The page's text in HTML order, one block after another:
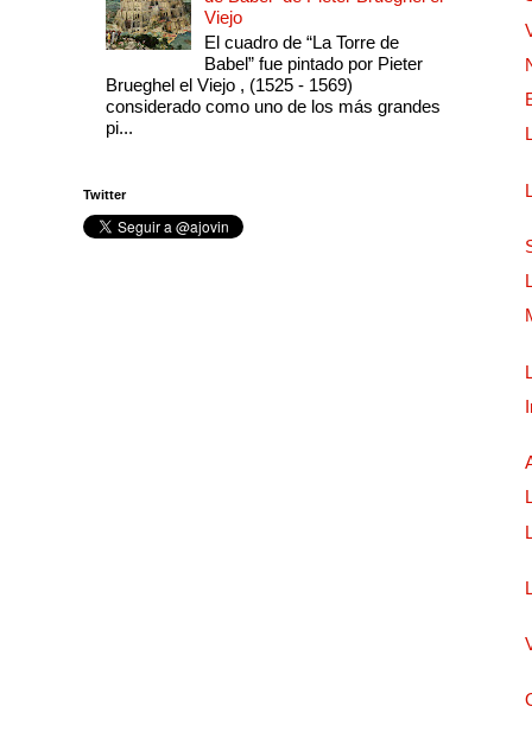
Viejo
El cuadro de “La Torre de
Babel” fue pintado por Pieter
Brueghel el Viejo , (1525 - 1569)
considerado como uno de los más grandes
pi...
Twitter